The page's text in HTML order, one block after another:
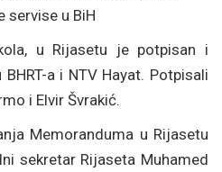
servise u BiH
u Rijasetu je potpisan i
a i NTV Hayat. Potpisali
i Elvir Švrakić.
Memoranduma u Rijasetu
sekretar Rijaseta Muhamed